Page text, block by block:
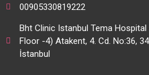
00905330819222
Bht Clinic Istanbul Tema
Floor -4) Atakent, 4. Cd. No:36,
İstanbul